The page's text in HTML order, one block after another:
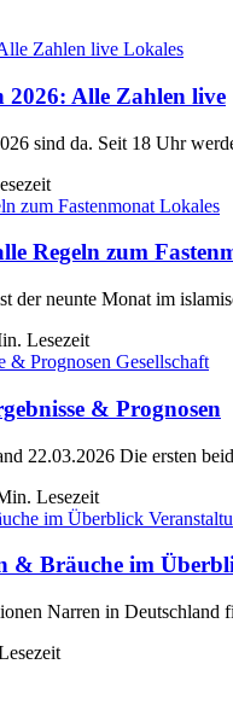
Lokales
2026: Alle Zahlen live
sind da. Seit 18 Uhr
Lokales
Regeln zum
der neunte Monat im
Lesezeit
Gesellschaft
& Prognosen
22.03.2026 Die ersten
Lesezeit
& Bräuche im
Narren in Deutschland